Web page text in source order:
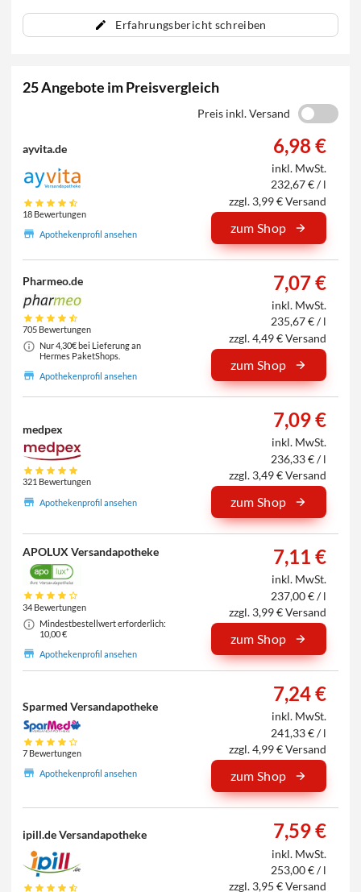
Erfahrungsbericht schreiben
25 Angebote im Preisvergleich
Preis inkl. Versand
ayvita.de
18 Bewertungen
Apothekenprofil ansehen
6,98 €
inkl. MwSt.
232,67 € / l
zzgl. 3,99 € Versand
zum Shop
Pharmeo.de
705 Bewertungen
Nur 4,30€ bei Lieferung an
Hermes PaketShops.
Apothekenprofil ansehen
7,07 €
inkl. MwSt.
235,67 € / l
zzgl. 4,49 € Versand
zum Shop
medpex
321 Bewertungen
Apothekenprofil ansehen
7,09 €
inkl. MwSt.
236,33 € / l
zzgl. 3,49 € Versand
zum Shop
APOLUX Versandapotheke
34 Bewertungen
Mindestbestellwert erforderlich:
10,00 €
Apothekenprofil ansehen
7,11 €
inkl. MwSt.
237,00 € / l
zzgl. 3,99 € Versand
zum Shop
Sparmed Versandapotheke
7 Bewertungen
Apothekenprofil ansehen
7,24 €
inkl. MwSt.
241,33 € / l
zzgl. 4,99 € Versand
zum Shop
ipill.de Versandapotheke 7,59 €
inkl. MwSt.
253,00 € / l
zzgl. 3,95 € Versand